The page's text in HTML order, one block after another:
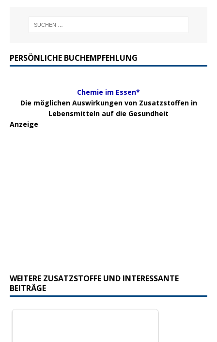
PERSÖNLICHE BUCHEMPFEHLUNG
Chemie im Essen*
Die möglichen Auswirkungen von Zusatzstoffen in
Lebensmitteln auf die Gesundheit
Anzeige
WEITERE ZUSATZSTOFFE UND INTERESSANTE
BEITRÄGE